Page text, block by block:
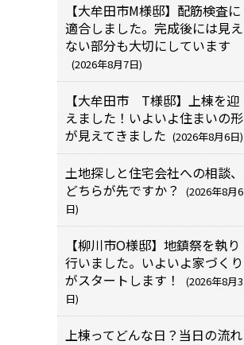
【大牟田市M様邸】配筋検査に
適合しました。完成後には見え
ない部分も大切にしています
(2026年8月7日)
【大牟田市 T様邸】上棟を迎
えました！いよいよ住まいの形
が見えてきました (2026年8月6日)
土地探しと住宅会社への相談、
どちらが先ですか？
(2026年8月6
日)
【柳川市O様邸】地鎮祭を執り
行いました。いよいよ家づくり
がスタートします！
(2026年8月3
日)
上棟ってどんな日？当日の流れ